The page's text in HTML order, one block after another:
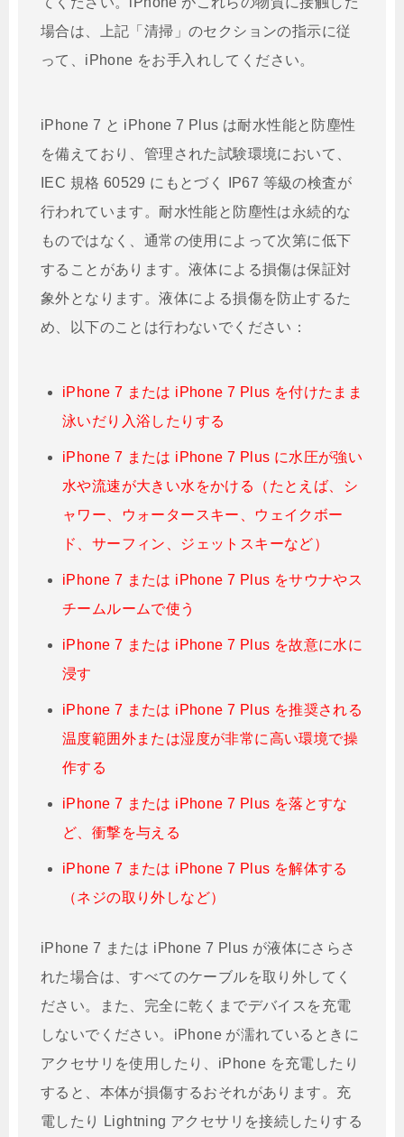
場合は、上記「清掃」のセクションの指示に従
って、iPhone をお手入れしてください。
iPhone 7 と iPhone 7 Plus は耐水性能と防塵性
を備えており、管理された試験環境において、
IEC 規格 60529 にもとづく IP67 等級の検査が
行われています。耐水性能と防塵性は永続的な
ものではなく、通常の使用によって次第に低下
することがあります。液体による損傷は保証対
象外となります。液体による損傷を防止するた
め、以下のことは行わないでください：
iPhone 7 または iPhone 7 Plus を付けたまま
泳いだり入浴したりする
iPhone 7 または iPhone 7 Plus に水圧が強い
水や流速が大きい水をかける（たとえば、シ
ャワー、ウォータースキー、ウェイクボー
ド、サーフィン、ジェットスキーなど）
iPhone 7 または iPhone 7 Plus をサウナやス
チームルームで使う
iPhone 7 または iPhone 7 Plus を故意に水に
浸す
iPhone 7 または iPhone 7 Plus を推奨される
温度範囲外または湿度が非常に高い環境で操
作する
iPhone 7 または iPhone 7 Plus を落とすな
ど、衝撃を与える
iPhone 7 または iPhone 7 Plus を解体する
（ネジの取り外しなど）
iPhone 7 または iPhone 7 Plus が液体にさらさ
れた場合は、すべてのケーブルを取り外してく
ださい。また、完全に乾くまでデバイスを充電
しないでください。iPhone が濡れているときに
アクセサリを使用したり、iPhone を充電したり
すると、本体が損傷するおそれがあります。充
電したり Lightning アクセサリを接続したりする